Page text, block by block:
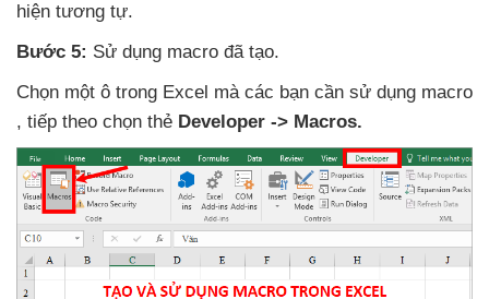
hiện tương tự.
Bước 5: Sử dụng macro đã tạo.
Chọn một ô trong Excel mà các bạn cần sử dụng macro
, tiếp theo chọn thẻ Developer -> Macros.